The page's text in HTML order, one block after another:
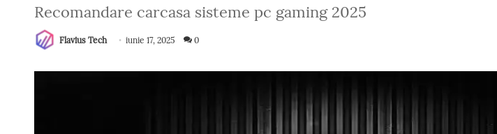
Recomandare carcasa sisteme pc gaming 2025
Flavius Tech iunie 17, 2025 0